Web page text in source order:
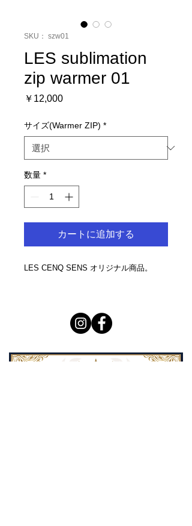
SKU： szw01
LES sublimation
zip warmer 01
￥12,000価
サイズ(Warmer ZIP) *
数量 *
カートに追加する
LES CENQ SENS オリジナル商品。